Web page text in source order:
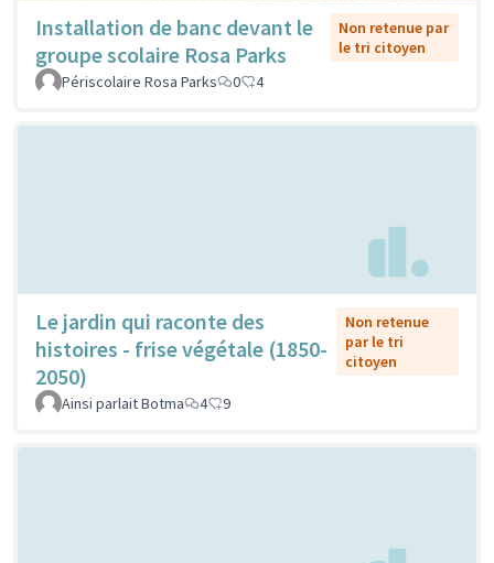
Installation de banc devant le
groupe scolaire Rosa Parks
Non retenue par
le tri citoyen
Périscolaire Rosa Parks
0 4
Le jardin qui raconte des
histoires - frise végétale (1850-
2050)
Non retenue
par le tri
citoyen
Ainsi parlait Botma 4 9